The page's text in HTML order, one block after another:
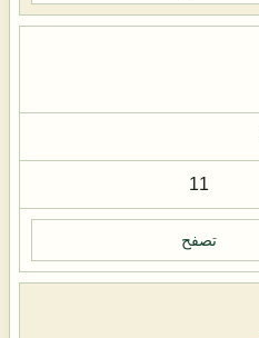
11
تصفح